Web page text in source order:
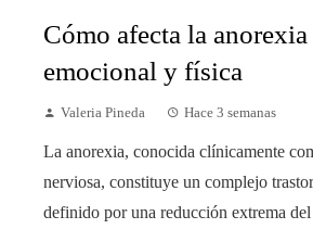
Cómo afecta la
emocional y física
Valeria Pineda Hace 3 semanas
La anorexia, conocida clínicamente
nerviosa, constituye un complejo
definido por una reducción extrema